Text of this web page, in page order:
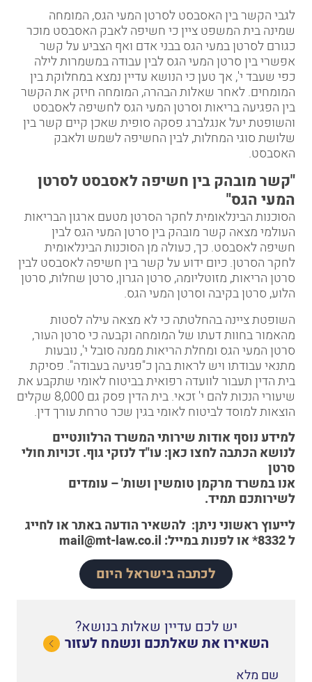
לגבי הקשר בין האסבסט לסרטןהמעי הגס, המומחה
שמינה בית המשפט ציין כי חשיפה לאבק האסבסט מוכר
כגורם לסרטן במעי הגס בבני אדם ואף הצביע על קשר
אפשרי בין סרטן המעי הגס לבין עבודה במשמרות לילה
כפי שעבד י', אך טען כי הנושא עדיין נמצא במחלוקת בין
המומחים. לאחר שאלות הבהרה, המומחה חיזק את הקשר
בין הפגיעה בריאות וסרטן המעי הגס לחשיפה לאסבסט
והשופטת יעל אנגלברג פסקה סופית שאכן קיים קשר בין
שלושת סוגי המחלות, לבין החשיפה לשמש ולאבק
האסבסט.
"קשר מובהק בין חשיפה לאסבסט לסרטן
המעי הגס"
הסוכנות הבינלאומית לחקר הסרטן מטעם ארגון הבריאות
העולמי מצאה קשר מובהק בין סרטן המעי הגס לבין
חשיפה לאסבסט. כך, כעולה מן הסוכנות הבינלאומית
לחקר הסרטן. כיום ידוע על קשר בין חשיפה לאסבסט לבין
סרטן הריאות, מזוטליומה, סרטן הגרון, סרטן שחלות, סרטן
הלוע, סרטן בקיבה וסרטן המעי הגס.
השופטת ציינה בהחלטתה כי לא מצאה עילה לסטות
מהאמור בחוות דעתו של המומחה וקבעה כי סרטן העור,
סרטן המעי הגס ומחלת הריאות ממנה סובל י', נובעות
מתנאי עבודתו ויש לראות בהן כ"פגיעה בעבודה". פסיקת
בית הדין תעבור לוועדה רפואית בביטוח לאומי שתקבע את
שיעורי הנכות להם י' זכאי. בית הדין פסק גם 8,000 שקלים
הוצאות למוסד לביטוח לאומי בגין שכר טרחת עורך דין.
למידע נוסף אודות שירותי המשרד הרלוונטיים
לנושא הכתבה לחצו כאן: עו"ד לנזקי גוף.זכויות חולי
סרטן
אנו במשרד מרקמן טומשין ושות' – עומדים
לשירותכם תמיד.
לייעוץ ראשוניניתן: להשאיר הודעה באתראו לחייג
ל8332* או לפנות במייל: mail@mt-law.co.il
לכתבה בישראל היום
יש לכם עדיין שאלות בנושא?
השאירו את שאלתכם ונשמח לעזור